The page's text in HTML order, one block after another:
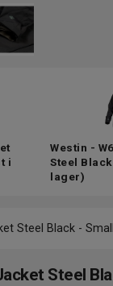
i
Westin -
Steel
lager)
Steel